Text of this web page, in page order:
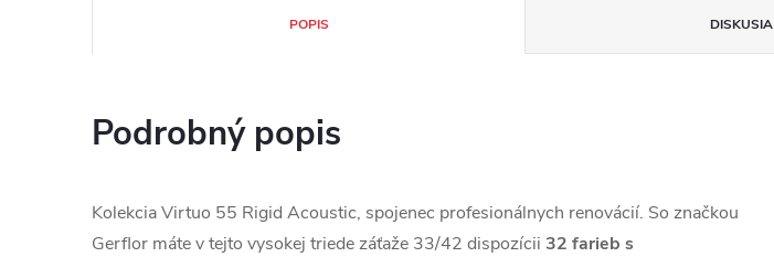
POPIS DISKUSIA
Podrobný popis
Kolekcia Virtuo 55 Rigid Acoustic, spojenec profesionálnych renovácií. So značkou
Gerflor máte v tejto vysokej triede záťaže 33/42 dispozícii 32 farieb s